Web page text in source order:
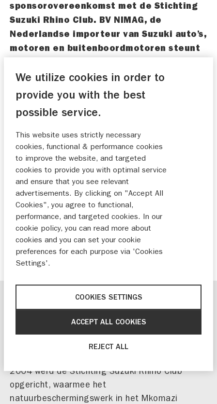
sponsorovereenkomst met de Stichting
Suzuki Rhino Club. BV NIMAG, de
Nederlandse importeur van Suzuki auto’s,
motoren en buitenboordmotoren steunt
bescherming van de zwarte neushoorn in
Oost-Afrika.
Suzuki Nederland steunt Stichting
Nieuwe projecten omvatten onder meer
educatieprogramma en nieuw
fokprogramma in Kenia
Project in Tanzania, Mkomazi, succesvol
overgedragen aan Tanzaniaanse
overheid
BV NIMAG en Suzuki dealerorganisatie
nemen plaats in bestuur van Stichting
Suzuki Rhino Club
band met de rhino: de naam is onder meer
2004 werd de Stichting Suzuki Rhino Club
opgericht, waarmee het
natuurbeschermingswerk in het Mkomazi
We utilize cookies in order to
provide you with the best
possible service.
This website uses strictly necessary
cookies, functional & performance cookies
to improve the website, and targeted
cookies to provide you with optimal service
and ensure that you see relevant
advertisements. By clicking on "Accept All
Cookies", you agree to functional,
performance, and targeted cookies. In our
cookie policy, you can read more about
cookies and you can set your cookie
preferences for each purpose via 'Cookies
Settings'.
COOKIES SETTINGS
REJECT ALL
ACCEPT ALL COOKIES